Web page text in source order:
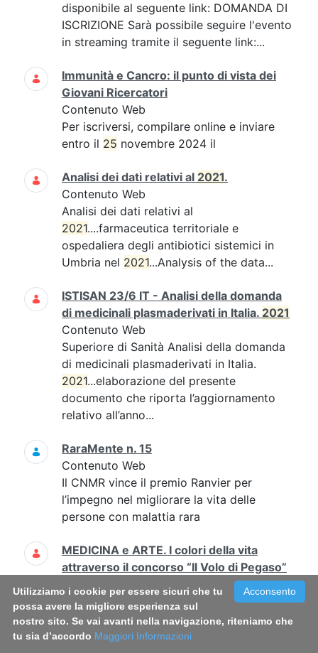
disponibile al seguente link: DOMANDA DI
ISCRIZIONE Sarà possibile seguire l'evento
in streaming tramite il seguente link:...
Immunità e Cancro: il punto di vista dei
Giovani Ricercatori
Contenuto Web
Per iscriversi, compilare online e inviare
entro il 25 novembre 2024 il
Analisi dei dati relativi al 2021.
Contenuto Web
Analisi dei dati relativi al
2021....farmaceutica territoriale e
ospedaliera degli antibiotici sistemici in
Umbria nel 2021...Analysis of the data...
ISTISAN 23/6 IT - Analisi della domanda
di medicinali plasmaderivati in Italia. 2021
Contenuto Web
Superiore di Sanità Analisi della domanda
di medicinali plasmaderivati in Italia.
2021...elaborazione del presente
documento che riporta l’aggiornamento
relativo all’anno...
RaraMente n. 15
Contenuto Web
Il CNMR vince il premio Ranvier per
l’impegno nel migliorare la vita delle
persone con malattia rara
MEDICINA e ARTE. I colori della vita
attraverso il concorso “Il Volo di Pegaso”
Contenuto Web
2021-02-23 non previsti Amalia Egle
Gentile, Antonella Sanseverino, Angela
Ruocco...angela.ruocco@iss.it; l'evento si
Acconsento
Utilizziamo i cookie per essere sicuri che tu
possa avere la migliore esperienza sul
nostro sito. Se vai avanti nella navigazione, riteniamo che
tu sia d’accordo Maggiori Informazioni